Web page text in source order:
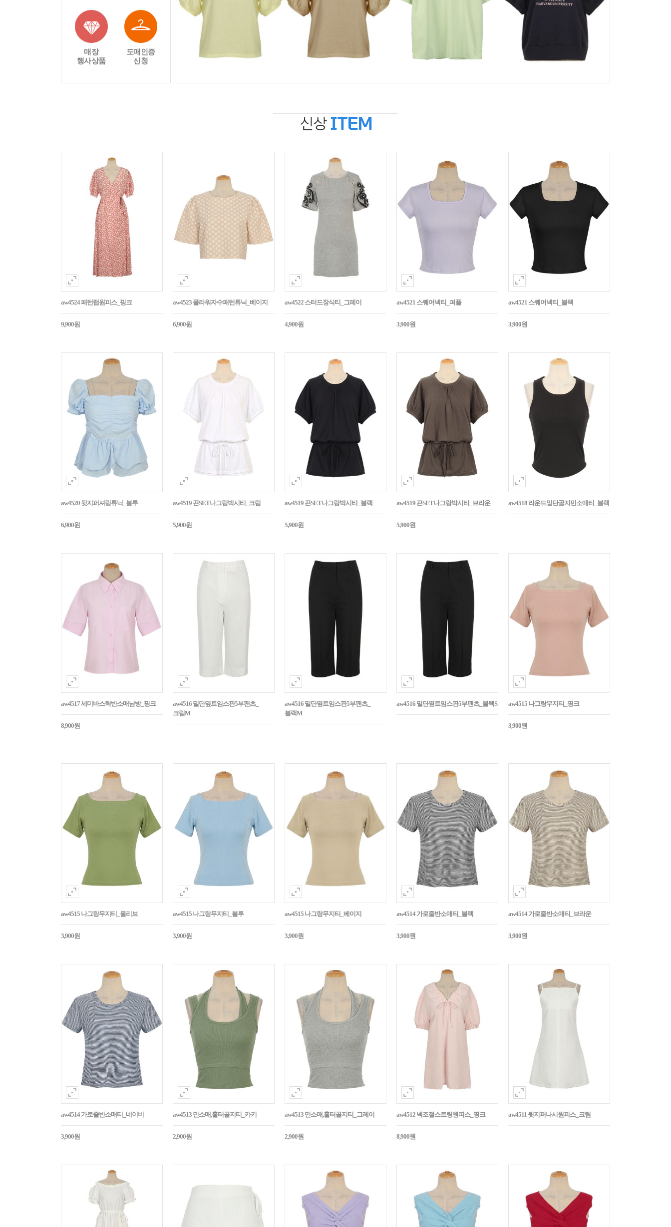
매장
행사상품
도매인증
신청
aw4524 패턴랩원피스_핑크
9,900원
aw4523 플라워자수패턴튜닉_베이지
6,900원
aw4522 스터드장식티_그레이
4,900원
aw4521 스퀘어넥티_퍼플
3,900원
aw4521 스퀘어넥티_블랙
3,900원
aw4520 뒷지퍼셔링튜닉_블루
6,900원
aw4519 끈SET나그랑박시티_크림
5,900원
aw4519 끈SET나그랑박시티_블랙
5,900원
aw4519 끈SET나그랑박시티_브라운
5,900원
aw4518 라운드밑단골지민소매티_블랙
aw4517 세미바스락반소매남방_핑크
8,900원
aw4516 밑단옆트임스판5부팬츠_
크림M
aw4516 밑단옆트임스판5부팬츠_
블랙M
aw4516 밑단옆트임스판5부팬츠_블랙S aw4515 나그랑무지티_핑크
3,900원
aw4515 나그랑무지티_올리브
3,900원
aw4515 나그랑무지티_블루
3,900원
aw4515 나그랑무지티_베이지
3,900원
aw4514 가로줄반소매티_블랙
3,900원
aw4514 가로줄반소매티_브라운
3,900원
aw4514 가로줄반소매티_네이비
3,900원
aw4513 민소매,홀터골지티_카키
2,900원
aw4513 민소매,홀터골지티_그레이
2,900원
aw4512 넥조절스트링원피스_핑크
8,900원
aw4511 뒷지퍼나시원피스_크림